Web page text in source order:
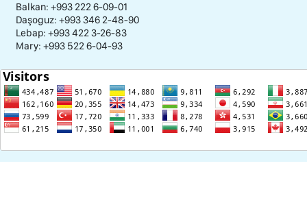
Balkan: +993 222 6-09-01
Daşoguz: +993 346 2-48-90
Lebap: +993 422 3-26-83
Mary: +993 522 6-04-93